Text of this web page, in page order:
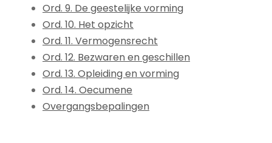
Ord. 9. De geestelijke vorming
Ord. 10. Het opzicht
Ord. 11. Vermogensrecht
Ord. 12. Bezwaren en geschillen
Ord. 13. Opleiding en vorming
Ord. 14. Oecumene
Overgangsbepalingen